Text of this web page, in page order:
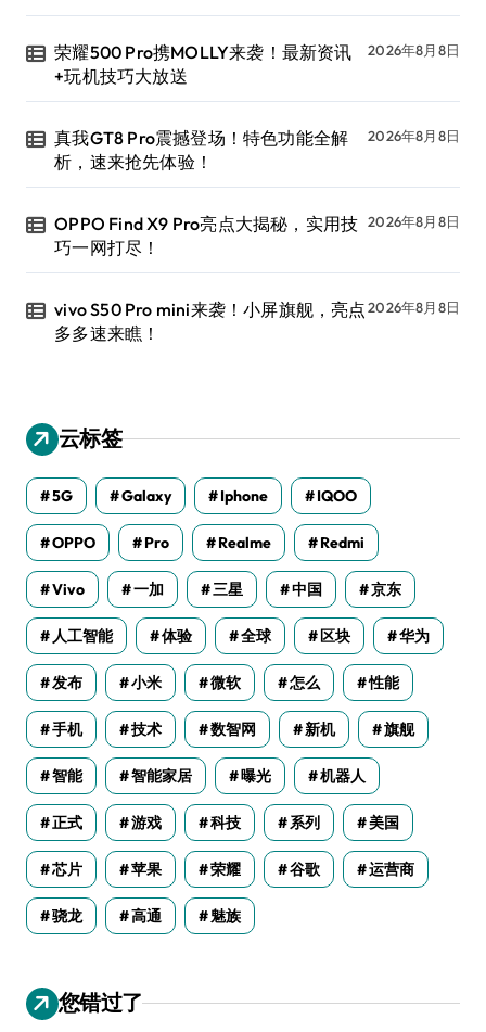
荣耀500 Pro携MOLLY来袭！最新资讯
+玩机技巧大放送
2026年8月8日
真我GT8 Pro震撼登场！特色功能全解
析，速来抢先体验！
2026年8月8日
OPPO Find X9 Pro亮点大揭秘，实用技
巧一网打尽！
2026年8月8日
vivo S50 Pro mini来袭！小屏旗舰，亮点
多多速来瞧！
2026年8月8日
云标签
5G Galaxy Iphone IQOO
OPPO Pro Realme Redmi
Vivo 一加 三星 中国 京东
人工智能 体验 全球 区块 华为
发布 小米 微软 怎么 性能
手机 技术 数智网 新机 旗舰
智能 智能家居 曝光 机器人
正式 游戏 科技 系列 美国
芯片 苹果 荣耀 谷歌 运营商
骁龙 高通 魅族
您错过了